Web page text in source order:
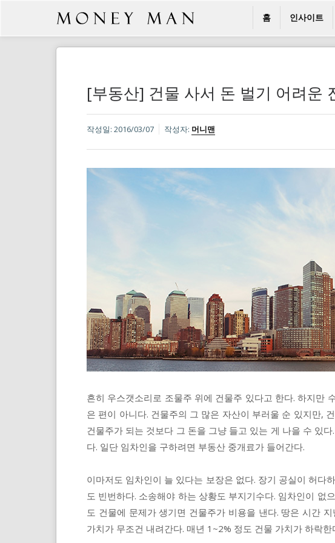
홈 인사이트
[부동산] 건물 사서 돈 벌기 어려운
작성일: 2016/03/07 작성자: 머니맨
흔히 우스갯소리로 조물주 위에 건물주 있다고 한다. 하지만
은 편이 아니다. 건물주의 그 많은 자산이 부러울 순 있지만,
건물주가 되는 것보다 그 돈을 그냥 들고 있는 게 나을 수 있
다. 일단 임차인을 구하려면 부동산 중개료가 들어간다.
이마저도 임차인이 늘 있다는 보장은 없다. 장기 공실이 허다
도 빈번하다. 소송해야 하는 상황도 부지기수다. 임차인이 없
도 건물에 문제가 생기면 건물주가 비용을 낸다. 땅은 시간
가치가 무조건 내려간다. 매년 1~2% 정도 건물 가치가 하락한